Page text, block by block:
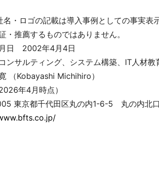
・ロゴの記載は導入事例としての事実表
・推薦するものではありません。
日 2002年4月4日
サルティング、システム構築、IT人材教
Kobayashi Michihiro）
年4月時点）
都千代田区丸の内1-6-5 丸の内北口